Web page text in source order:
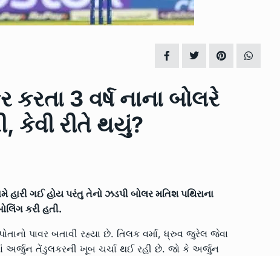
3 વર્ષ નાના બોલરે
કેવી રીતે થયું?
ગઈ હોય પરંતુ તેનો ઝડપી બોલર મતિશ પથિરાના
કરી હતી.
પાવર બતાવી રહ્યા છે. તિલક વર્મા, ધ્રુવ જુરેલ જેવા
અર્જુન તેંડુલકરની ખૂબ ચર્ચા થઈ રહી છે. જો કે અર્જુન
ગામે
માટે
2023
11
નવસારી પાલિકાના માજી પ્રમુખ અને
સૌરાષ્ટ્ર…
12
આવી…
SPORTS June 24, 2023
આલીપોર હાઈસ્કૂલમાં મેંહદી સ્પર્ધા અને
LOCAL NEWS July 20, 2023